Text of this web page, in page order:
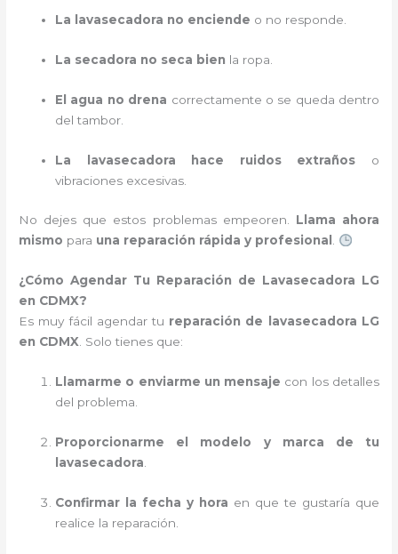
La lavasecadora no enciende o no responde.
La secadora no seca bien la ropa.
El agua no drena correctamente o se queda dentro
del tambor.
La lavasecadora hace ruidos extraños o
vibraciones excesivas.
No dejes que estos problemas empeoren. Llama ahora
mismo para una reparación rápida y profesional .
¿Cómo Agendar Tu Reparación de Lavasecadora LG
en CDMX?
Es muy fácil agendar tu reparación de lavasecadora LG
en CDMX. Solo tienes que:
Llamarme o enviarme un mensaje con los detalles
del problema.
Proporcionarme el modelo y marca de tu
lavasecadora
Confirmar la fecha y hora en que te gustaría que
realice la reparación.